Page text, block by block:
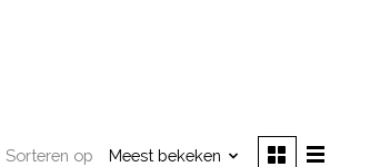
Sorteren op Meest bekeken